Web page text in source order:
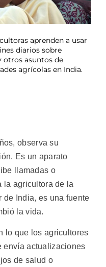
aprenden a usar
diarios sobre
otros asuntos de
agrícolas en India.
observa su
Es un aparato
llamadas o
la agricultora de la
de India, es una fuente
la vida.
lo que los agricultores
envía actualizaciones
de salud o